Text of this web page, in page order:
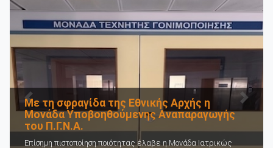
Με τη σφραγίδα της Εθνικής Αρχής η
Μονάδα Υποβοηθούμενης Αναπαραγωγής
του Π.Γ.Ν.Α.
Επίσημη πιστοποίηση ποιότητας έλαβε η Μονάδα Ιατρικώς
Προηγούμενο